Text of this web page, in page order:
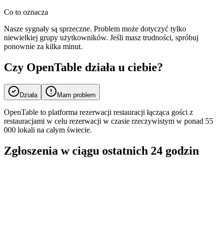
Co to oznacza
Nasze sygnały są sprzeczne. Problem może dotyczyć tylko
niewielkiej grupy użytkowników. Jeśli masz trudności, spróbuj
ponownie za kilka minut.
Czy OpenTable działa u ciebie?
Działa Mam problem
OpenTable to platforma rezerwacji restauracji łącząca gości z
restauracjami w celu rezerwacji w czasie rzeczywistym w ponad 55
000 lokali na całym świecie.
Zgłoszenia w ciągu ostatnich 24 godzin